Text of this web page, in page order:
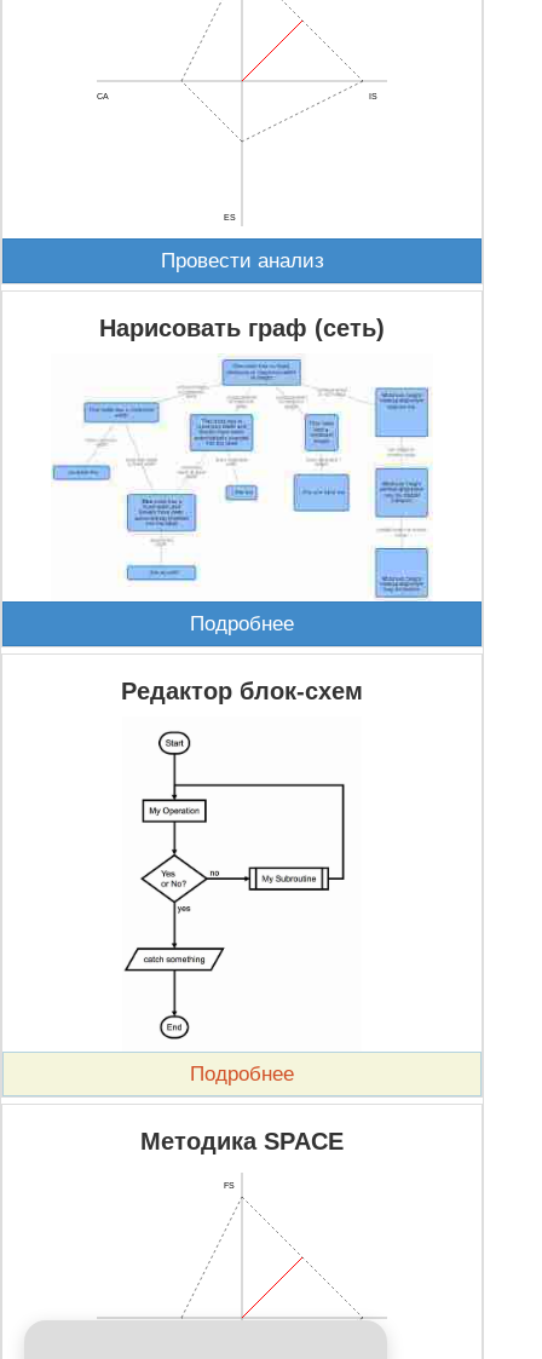
CA
ES
IS
Провести анализ
Нарисовать граф (сеть)
Подробнее
Редактор блок-схем
Подробнее
Методика SPACE
FS